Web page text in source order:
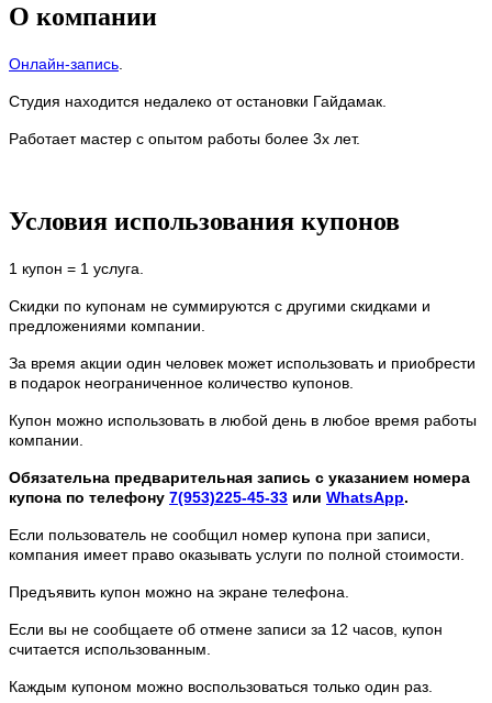
О компании
Онлайн-запись
Студия находится недалеко от остановки Гайдамак.
Работает мастер с опытом работы более 3х лет.
Условия использования купонов
1 купон = 1 услуга.
Скидки по купонам не суммируются с другими скидками и
предложениями компании.
За время акции один человек может использовать и приобрести
в подарок неограниченное количество купонов.
Купон можно использовать в любой день в любое время работы
компании.
Обязательна предварительная запись с указанием номера
купона по телефону 7(953)225-45-33 или WhatsApp.
Если пользователь не сообщил номер купона при записи,
компания имеет право оказывать услуги по полной стоимости.
Предъявить купон можно на экране телефона.
Если вы не сообщаете об отмене записи за 12 часов, купон
считается использованным.
Каждым купоном можно воспользоваться только один раз.